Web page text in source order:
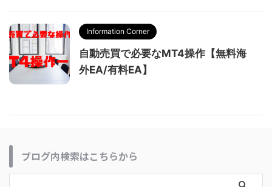
Information Corner
自動売買で必要なMT4操作【無料海
外EA/有料EA】
ブログ内検索はこちらから